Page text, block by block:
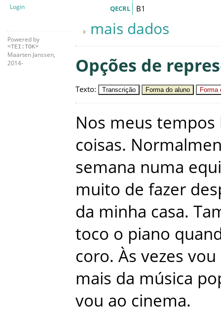
Login
Powered by
<TEI:TOK>
Maarten Janssen,
2014-
QECRL B1
mais dados
Opções de
Texto: Transcrição Forma do aluno Forma
Nos meus tempos
coisas.
semana numa
muito de fazer
da minha casa.
toco o piano
coro. Às vezes vou
mais da música
vou ao cinema.